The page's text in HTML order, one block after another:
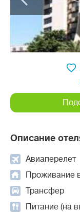
Описание
Авиаперелет
Проживание
Трансфер
Питание (на